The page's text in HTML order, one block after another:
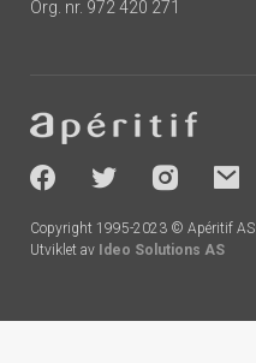
Org. nr. 972 420 271
-
socials
Copyright 1995-2023 © Apéritif AS
Utviklet av Ideo Solutions AS